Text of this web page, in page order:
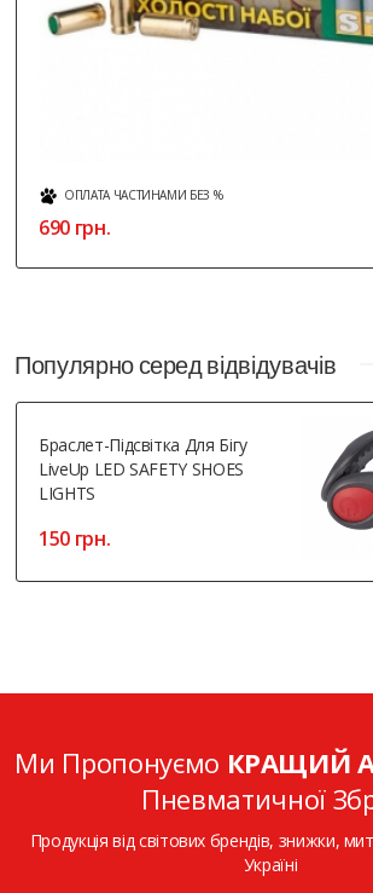
ОПЛАТА ЧАСТИНАМИ БЕЗ %
690 грн.
Популярно серед відвідувачів
Браслет-Пiдсвiтка Для Бігу
LiveUp LED SAFETY SHOES
LIGHTS
150 грн.
Ми Пропонуємо КРАЩИЙ
Пневматичної
Продукція від світових брендів, знижки,
Україні